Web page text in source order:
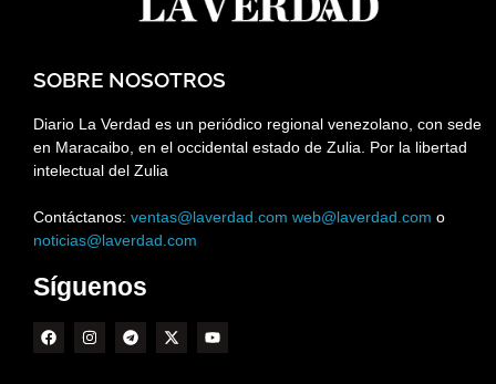
SOBRE NOSOTROS
Diario La Verdad es un periódico regional venezolano, con sede
en Maracaibo, en el occidental estado de Zulia. Por la libertad
intelectual del Zulia
Contáctanos: ventas@laverdad.com web@laverdad.com o
noticias@laverdad.com
Síguenos